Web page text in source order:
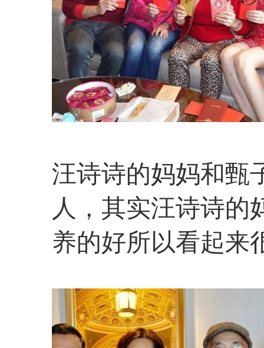
汪诗诗的妈妈和甄
人，其实汪诗诗的
养的好所以看起来